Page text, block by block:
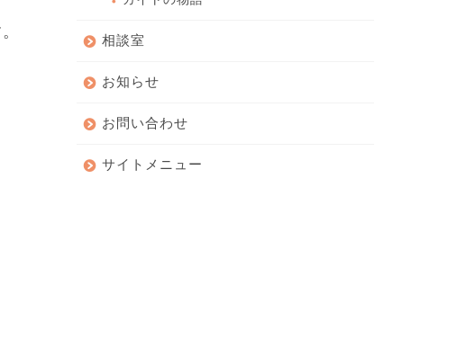
相談室
お知らせ
お問い合わせ
サイトメニュー